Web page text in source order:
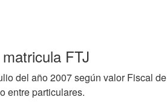
FTJ
del año 2007 según valor Fiscal de
entre particulares.